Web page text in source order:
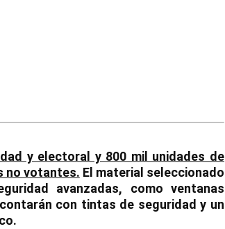
y electoral y 800 mil unidades de
no votantes. El material seleccionado
avanzadas, como ventanas
con tintas de seguridad y un